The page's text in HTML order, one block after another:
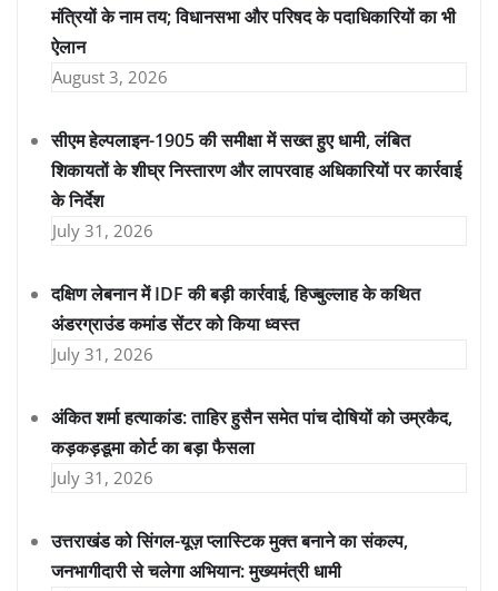
मंत्रियों के नाम तय; विधानसभा और परिषद के पदाधिकारियों का भी
ऐलान
August 3, 2026
सीएम हेल्पलाइन-1905 की समीक्षा में सख्त हुए धामी, लंबित
शिकायतों के शीघ्र निस्तारण और लापरवाह अधिकारियों पर कार्रवाई
के निर्देश
July 31, 2026
दक्षिण लेबनान में IDF की बड़ी कार्रवाई, हिज्बुल्लाह के कथित
अंडरग्राउंड कमांड सेंटर को किया ध्वस्त
July 31, 2026
अंकित शर्मा हत्याकांड: ताहिर हुसैन समेत पांच दोषियों को उम्रकैद,
कड़कड़डूमा कोर्ट का बड़ा फैसला
July 31, 2026
उत्तराखंड को सिंगल-यूज़ प्लास्टिक मुक्त बनाने का संकल्प,
जनभागीदारी से चलेगा अभियान: मुख्यमंत्री धामी